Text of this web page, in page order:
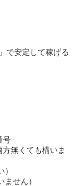
で安定して稼げる
号
方無くても構いま
ません）